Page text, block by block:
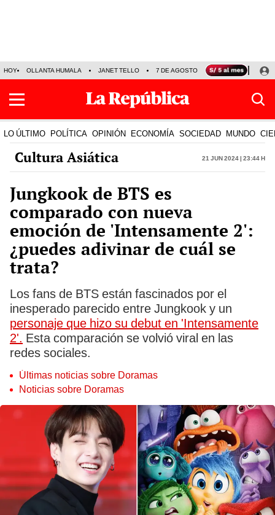
HOY OLLANTA HUMALA JANET TELLO 7 DE AGOSTO TINKA RESULTADOS
LO ÚLTIMO POLÍTICA OPINIÓN ECONOMÍA SOCIEDAD MUNDO
Cultura Asiática 21 Jun 2024 | 23:44 h
Jungkook de BTS es
comparado con nueva
emoción de 'Intensamente 2':
¿puedes adivinar de cuál se
trata?
Los fans de BTS están fascinados por el
inesperado parecido entre Jungkook y un
personaje que hizo su debut en 'Intensamente
2'. Esta comparación se volvió viral en las
redes sociales.
Últimas noticias sobre Doramas
Noticias sobre Doramas